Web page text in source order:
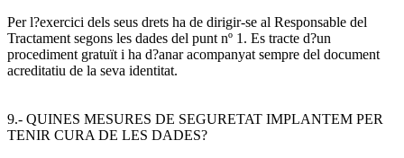
Per l?exercici dels seus drets ha de dirigir-se al Responsable del
Tractament segons les dades del punt nº 1. Es tracte d?un
procediment gratuït i ha d?anar acompanyat sempre del document
acreditatiu de la seva identitat.
9.- QUINES MESURES DE SEGURETAT IMPLANTEM PER
TENIR CURA DE LES DADES?